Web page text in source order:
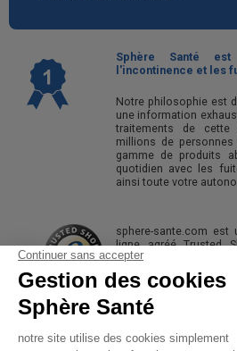
Sphère Santé
l'incontinence et les
Notre philosophie est
une information
traitements de
millions de
gamme de produits
quotidien avec les
ainsi toute votre
sphere-sante.com
ligne agréé Trusted
qualité et la Protection